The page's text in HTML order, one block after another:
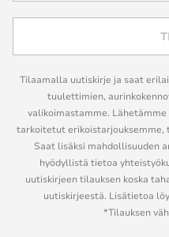
Tilaamalla uutiskirje ja saat
tuulettimien,
valikoimastamme.
tarkoitetut erikoistarjouksemme,
Saat lisäksi mahdollisuuden
hyödyllistä tietoa
uutiskirjeen tilauksen koska
uutiskirjeestä. Lisätietoa
*Tilauksen